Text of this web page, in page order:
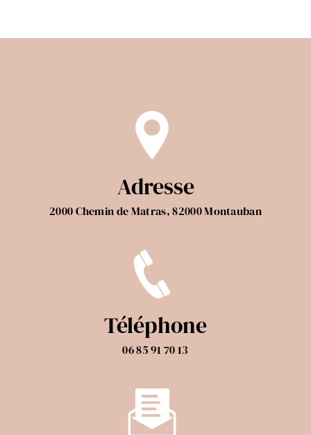
Adresse
2000 Chemin de Matras, 82000 Montauban
Téléphone
06 85 91 70 13